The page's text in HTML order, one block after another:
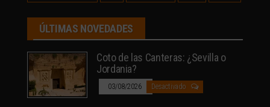
ÚLTIMAS NOVEDADES
Coto de las Canteras: ¿Sevilla o
Jordania?
03/08/2026 Desactivado